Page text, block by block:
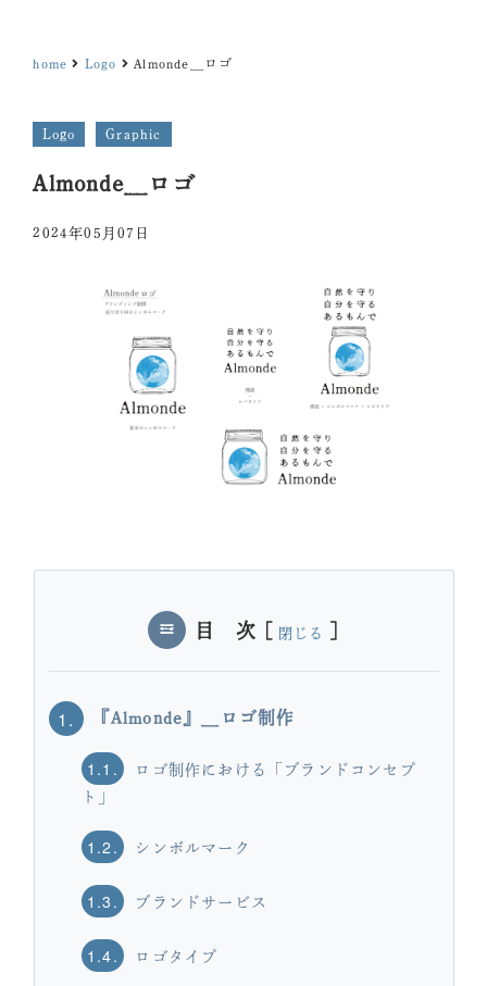
home Logo Almonde＿ロゴ
Logo Graphic
Almonde＿ロゴ
2024年05月07日
目 次 閉じる
1. 『Almonde』＿ロゴ制作
1.1.
ロゴ制作における「ブランドコンセプ
ト」
1.2. シンボルマーク
1.3. ブランドサービス
1.4. ロゴタイプ